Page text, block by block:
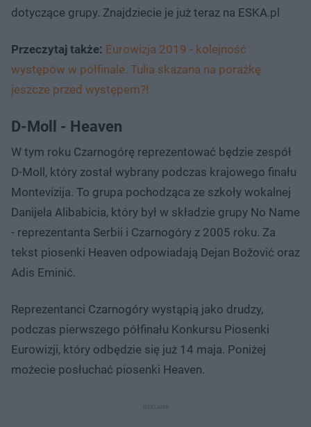
dotyczące grupy. Znajdziecie je już teraz na ESKA.pl
Przeczytaj także: Eurowizja 2019 - kolejność
występów w półfinale. Tulia skazana na porażkę
jeszcze przed występem?!
D-Moll - Heaven
W tym roku Czarnogórę reprezentować będzie zespół
D-Moll, który został wybrany podczas krajowego finału
Montevizija. To grupa pochodząca ze szkoły wokalnej
Danijela Alibabicia, który był w składzie grupy No Name
- reprezentanta Serbii i Czarnogóry z 2005 roku. Za
tekst piosenki Heaven odpowiadają Dejan Božović oraz
Adis Eminić.
Reprezentanci Czarnogóry wystąpią jako drudzy,
podczas pierwszego półfinału Konkursu Piosenki
Eurowizji, który odbędzie się już 14 maja. Poniżej
możecie posłuchać piosenki Heaven.